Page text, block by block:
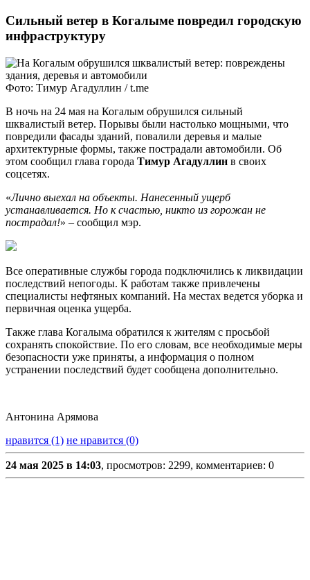
Сильный ветер в Когалыме повредил городскую
инфраструктуру
Фото: Тимур Агадуллин / t.me
В ночь на 24 мая на Когалым обрушился сильный
шквалистый ветер. Порывы были настолько мощными, что
повредили фасады зданий, повалили деревья и малые
архитектурные формы, также пострадали автомобили. Об
этом сообщил глава города Тимур Агадуллин в своих
соцсетях.
«Лично выехал на объекты. Нанесенный ущерб
устанавливается. Но к счастью, никто из горожан не
пострадал!» – сообщил мэр.
Все оперативные службы города подключились к ликвидации
последствий непогоды. К работам также привлечены
специалисты нефтяных компаний. На местах ведется уборка и
первичная оценка ущерба.
Также глава Когалыма обратился к жителям с просьбой
сохранять спокойствие. По его словам, все необходимые меры
безопасности уже приняты, а информация о полном
устранении последствий будет сообщена дополнительно.
Антонина Арямова
нравится (1) не нравится (0)
24 мая 2025 в 14:03, просмотров: 2299, комментариев: 0